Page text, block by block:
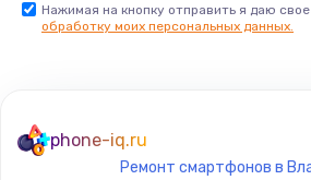
Заказать
Нажимая на кнопку отправить я даю свое
обработку моих персональных данных.
phone-iq.ru
Ремонт смартфонов в